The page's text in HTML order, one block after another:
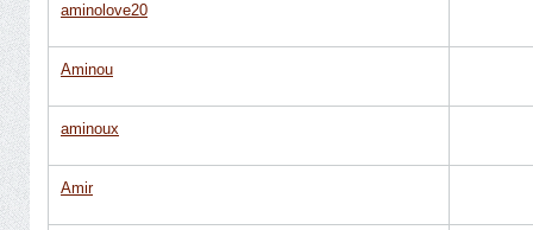
aminolove20
Aminou
aminoux
Amir